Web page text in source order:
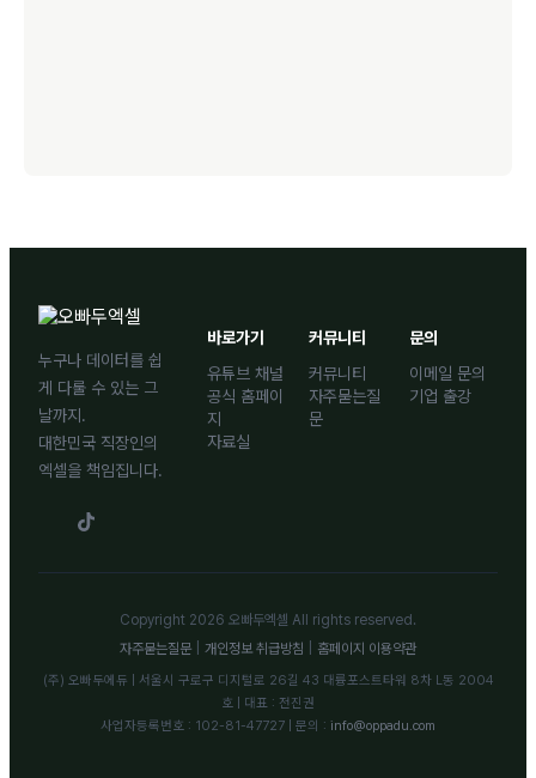
누구나 데이터를 쉽
게 다룰 수 있는 그
날까지.
대한민국 직장인의
엑셀을 책임집니다.
바로가기
유튜브 채널
공식 홈페이
지
자료실
커뮤니티
커뮤니티
자주묻는질
문
문의
이메일 문의
기업 출강
Copyright 2026 오빠두엑셀 All rights reserved.
자주묻는질문
개인정보 취급방침 홈페이지 이용약관
(주) 오빠두에듀 | 서울시 구로구 디지털로 26길 43 대륭포스트타워 8차 L동 2004
호 | 대표 : 전진권
사업자등록번호 : 102-81-47727 | 문의 : info@oppadu.com